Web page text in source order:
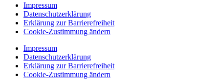
Impressum
Datenschutzerklärung
Erklärung zur Barrierefreiheit
Cookie-Zustimmung ändern
Impressum
Datenschutzerklärung
Erklärung zur Barrierefreiheit
Cookie-Zustimmung ändern